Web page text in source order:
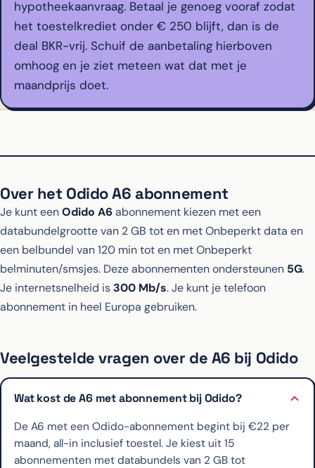
hypotheekaanvraag. Betaal je genoeg vooraf zodat
het toestelkrediet onder € 250 blijft, dan is de
deal BKR-vrij. Schuif de aanbetaling hierboven
omhoog en je ziet meteen wat dat met je
maandprijs doet.
Over het Odido A6 abonnement
Je kunt eenOdido A6abonnement kiezen met een
databundelgrootte van 2 GB tot en met Onbeperkt data en
een belbundel van 120 min tot en met Onbeperkt
belminuten/smsjes. Deze abonnementen ondersteunen 5G.
Je internetsnelheid is300 Mb/s. Je kunt je telefoon
abonnement in heel Europa gebruiken.
Veelgestelde vragen over de A6 bij Odido
Wat kost de A6 met abonnement bij Odido?
De A6 met een Odido-abonnement begint bij €22 per
maand, all-in inclusief toestel. Je kiest uit 15
abonnementen met databundels van 2 GB tot